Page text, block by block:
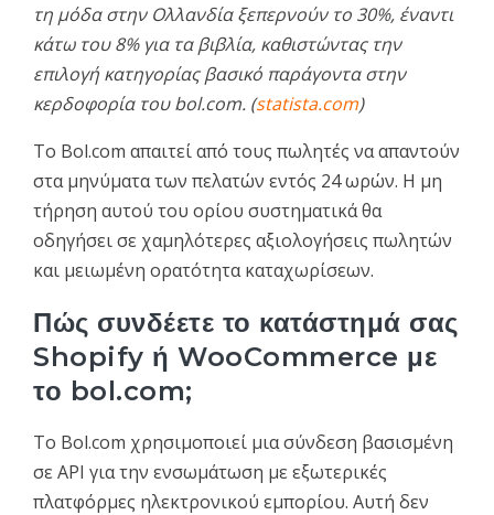
τη μόδα στην Ολλανδία ξεπερνούν το 30%, έναντι
κάτω του 8% για τα βιβλία, καθιστώντας την
επιλογή κατηγορίας βασικό παράγοντα στην
κερδοφορία του bol.com. (statista.com)
Το Bol.com απαιτεί από τους πωλητές να απαντούν
στα μηνύματα των πελατών εντός 24 ωρών. Η μη
τήρηση αυτού του ορίου συστηματικά θα
οδηγήσει σε χαμηλότερες αξιολογήσεις πωλητών
και μειωμένη ορατότητα καταχωρίσεων.
Πώς συνδέετε το κατάστημά σας
Shopify ή WooCommerce με
το bol.com;
Το Bol.com χρησιμοποιεί μια σύνδεση βασισμένη
σε API για την ενσωμάτωση με εξωτερικές
πλατφόρμες ηλεκτρονικού εμπορίου. Αυτή δεν